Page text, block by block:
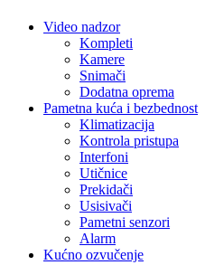
Video nadzor
Kompleti
Kamere
Snimači
Dodatna oprema
Pametna kuća i bezbednost
Klimatizacija
Kontrola pristupa
Interfoni
Utičnice
Prekidači
Usisivači
Pametni senzori
Alarm
Kućno ozvučenje